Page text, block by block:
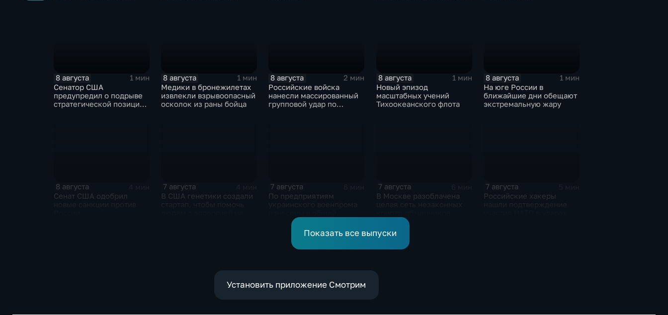
8 августа
1 мин
Сенатор США
предупредил о подрыве
стратегической позиции
8 августа
1 мин
Медики в бронежилетах
извлекли взрывоопасный
осколок из раны бойца
8 августа
2 мин
Российские войска
нанесли массированный
групповой удар по
8 августа
1 мин
Новый эпизод
масштабных учений
Тихоокеанского флота
8 августа
1 мин
На юге России в
ближайшие дни обещают
экстремальную жару
8 августа
Сенат США одобрил
7 августа
В США генетики создали
7 августа
По предприятиям
сложности более 10-ти
массированных и
групповых ударов
7 августа
В Москве разоблачена
7 августа
Российские хакеры
Показать все выпуски
Установить приложение Смотрим